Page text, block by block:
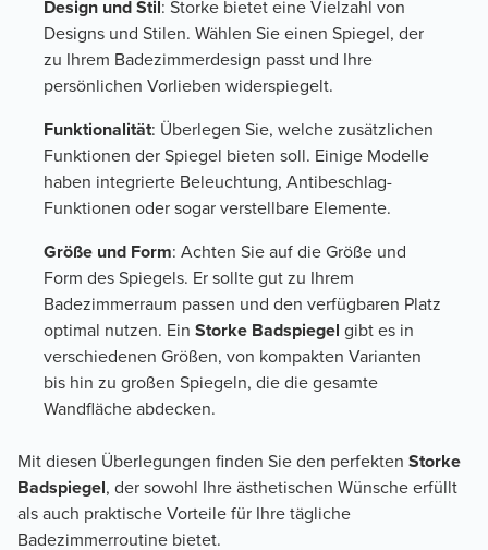
Design und Stil: Storke bietet eine Vielzahl von
Designs und Stilen. Wählen Sie einen Spiegel, der
zu Ihrem Badezimmerdesign passt und Ihre
persönlichen Vorlieben widerspiegelt.
Funktionalität: Überlegen Sie, welche zusätzlichen
Funktionen der Spiegel bieten soll. Einige Modelle
haben integrierte Beleuchtung, Antibeschlag-
Funktionen oder sogar verstellbare Elemente.
Größe und Form: Achten Sie auf die Größe und
Form des Spiegels. Er sollte gut zu Ihrem
Badezimmerraum passen und den verfügbaren Platz
optimal nutzen. Ein Storke Badspiegel gibt es in
verschiedenen Größen, von kompakten Varianten
bis hin zu großen Spiegeln, die die gesamte
Wandfläche abdecken.
Mit diesen Überlegungen finden Sie den perfekten Storke
Badspiegel, der sowohl Ihre ästhetischen Wünsche erfüllt
als auch praktische Vorteile für Ihre tägliche
Badezimmerroutine bietet.